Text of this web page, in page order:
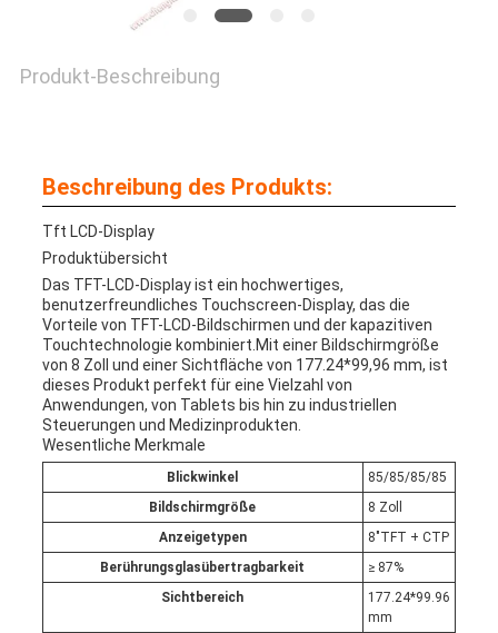
Produkt-Beschreibung
Beschreibung des Produkts:
Tft LCD-Display
Produktübersicht
Das TFT-LCD-Display ist ein hochwertiges,
benutzerfreundliches Touchscreen-Display, das die
Vorteile von TFT-LCD-Bildschirmen und der kapazitiven
Touchtechnologie kombiniert.Mit einer Bildschirmgröße
von 8 Zoll und einer Sichtfläche von 177.24*99,96 mm, ist
dieses Produkt perfekt für eine Vielzahl von
Anwendungen, von Tablets bis hin zu industriellen
Steuerungen und Medizinprodukten.
Wesentliche Merkmale
Blickwinkel
85/85/85/85
Bildschirmgröße
8 Zoll
Anzeigetypen
8"TFT + CTP
Berührungsglasübertragbarkeit
≥ 87%
Sichtbereich
177.24*99.96
mm